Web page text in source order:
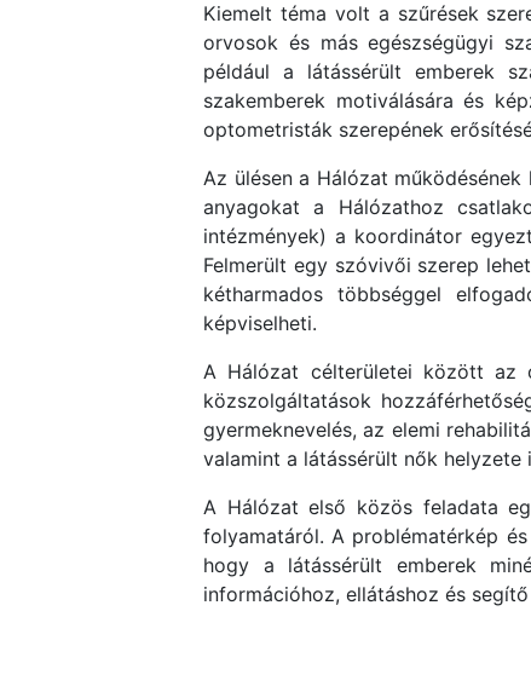
Kiemelt téma volt a szűrések
orvosok és más egészségügyi
például a látássérült emberek
szakemberek motiválására és
optometristák szerepének
Az ülésen a Hálózat
anyagokat a Hálózathoz
intézmények) a koordinátor
Felmerült egy szóvivői szerep
kétharmados többséggel
képviselheti.
A Hálózat célterületei között az
közszolgáltatások
gyermeknevelés, az elemi
valamint a látássérült nők
A Hálózat első közös feladata
folyamatáról. A problématérkép
hogy a látássérült emberek
információhoz, ellátáshoz és